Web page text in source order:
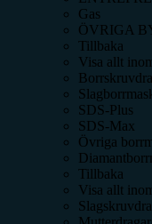
Gas
ÖVRIGA
Tillbaka
Visa allt
SDS-Plus
SDS-Max
Övriga
Tillbaka
Visa allt